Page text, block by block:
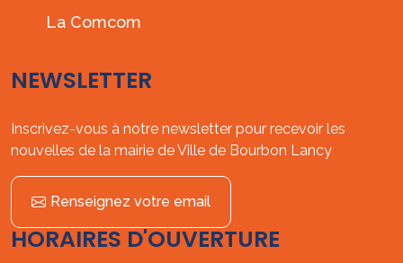
La Comcom
NEWSLETTER
Inscrivez-vous à notre newsletter pour recevoir les
nouvelles de la mairie de Ville de Bourbon Lancy
Renseignez votre email
HORAIRES D'OUVERTURE